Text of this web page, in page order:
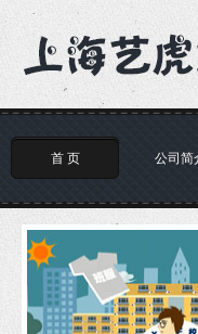
首 页 公司简